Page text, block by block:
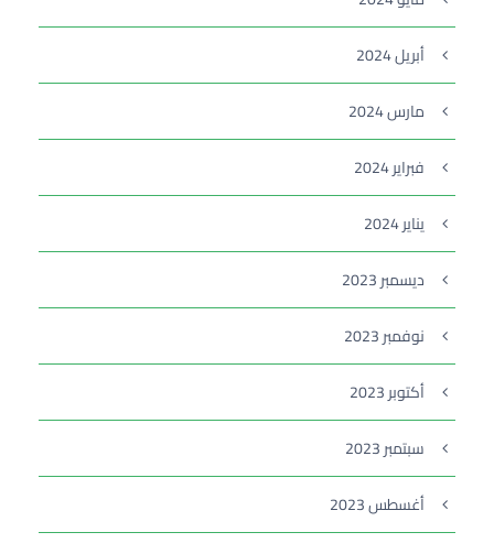
أبريل 2024
مارس 2024
فبراير 2024
يناير 2024
ديسمبر 2023
نوفمبر 2023
أكتوبر 2023
سبتمبر 2023
أغسطس 2023